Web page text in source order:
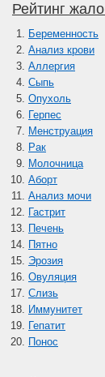
Рейтинг
Беременность
Анализ крови
Аллергия
Сыпь
Опухоль
Герпес
Менструация
Рак
Молочница
Аборт
Анализ мочи
Гастрит
Печень
Пятно
Эрозия
Овуляция
Слизь
Иммунитет
Гепатит
Понос